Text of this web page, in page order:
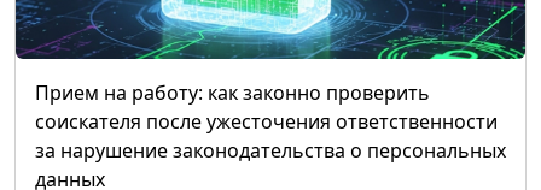
Прием на работу: как законно проверить
соискателя после ужесточения ответственности
за нарушение законодательства о персональных
данных